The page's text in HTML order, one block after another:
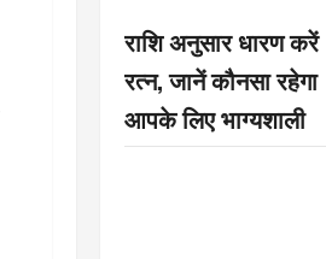
राशि अनुसार धारण करें
रत्न, जानें कौनसा रहेगा
आपके लिए भाग्यशाली